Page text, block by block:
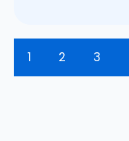
1 2 3